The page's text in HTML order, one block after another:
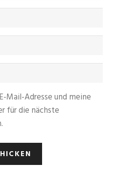
Mail-Adresse und meine
für die nächste